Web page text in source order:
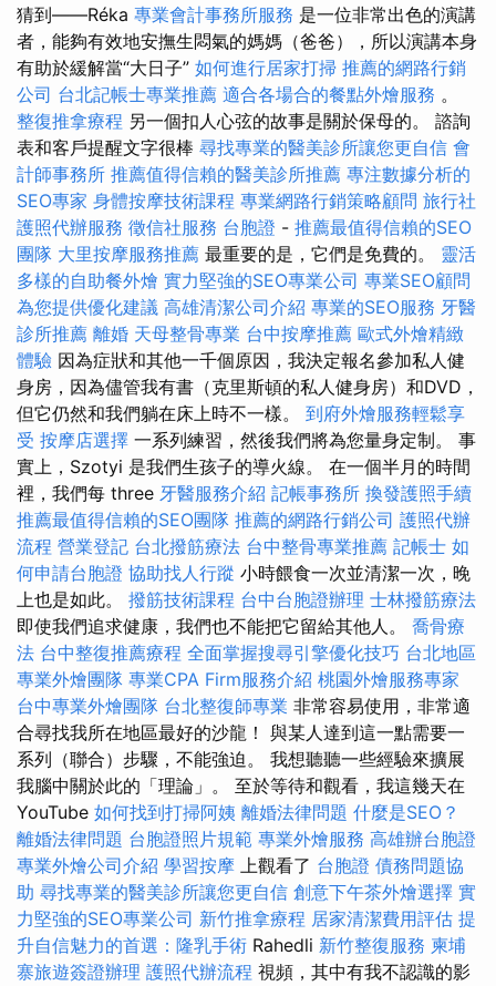
猜到——Réka 專業會計事務所服務 是一位非常出色的演講
者，能夠有效地安撫生悶氣的媽媽（爸爸），所以演講本身
有助於緩解當“大日子” 如何進行居家打掃 推薦的網路行銷
公司 台北記帳士專業推薦 適合各場合的餐點外燴服務 。
整復推拿療程 另一個扣人心弦的故事是關於保母的。 諮詢
表和客戶提醒文字很棒 尋找專業的醫美診所讓您更自信 會
計師事務所 推薦值得信賴的醫美診所推薦 專注數據分析的
SEO專家 身體按摩技術課程 專業網路行銷策略顧問 旅行社
護照代辦服務 徵信社服務 台胞證 - 推薦最值得信賴的SEO
團隊 大里按摩服務推薦 最重要的是，它們是免費的。 靈活
多樣的自助餐外燴 實力堅強的SEO專業公司 專業SEO顧問
為您提供優化建議 高雄清潔公司介紹 專業的SEO服務 牙醫
診所推薦 離婚 天母整骨專業 台中按摩推薦 歐式外燴精緻
體驗 因為症狀和其他一千個原因，我決定報名參加私人健
身房，因為儘管我有書（克里斯頓的私人健身房）和DVD，
但它仍然和我們躺在床上時不一樣。 到府外燴服務輕鬆享
受 按摩店選擇 一系列練習，然後我們將為您量身定制。 事
實上，Szotyi 是我們生孩子的導火線。 在一個半月的時間
裡，我們每 three 牙醫服務介紹 記帳事務所 換發護照手續
推薦最值得信賴的SEO團隊 推薦的網路行銷公司 護照代辦
流程 營業登記 台北撥筋療法 台中整骨專業推薦 記帳士 如
何申請台胞證 協助找人行蹤 小時餵食一次並清潔一次，晚
上也是如此。 撥筋技術課程 台中台胞證辦理 士林撥筋療法
即使我們追求健康，我們也不能把它留給其他人。 喬骨療
法 台中整復推薦療程 全面掌握搜尋引擎優化技巧 台北地區
專業外燴團隊 專業CPA Firm服務介紹 桃園外燴服務專家
台中專業外燴團隊 台北整復師專業 非常容易使用，非常適
合尋找我所在地區最好的沙龍！ 與某人達到這一點需要一
系列（聯合）步驟，不能強迫。 我想聽聽一些經驗來擴展
我腦中關於此的「理論」。 至於等待和觀看，我這幾天在
YouTube 如何找到打掃阿姨 離婚法律問題 什麼是SEO？
離婚法律問題 台胞證照片規範 專業外燴服務 高雄辦台胞證
專業外燴公司介紹 學習按摩 上觀看了 台胞證 債務問題協
助 尋找專業的醫美診所讓您更自信 創意下午茶外燴選擇 實
力堅強的SEO專業公司 新竹推拿療程 居家清潔費用評估 提
升自信魅力的首選：隆乳手術 Rahedli 新竹整復服務 柬埔
寨旅遊簽證辦理 護照代辦流程 視頻，其中有我不認識的影